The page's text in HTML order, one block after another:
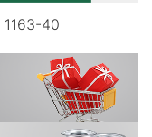
1163-40